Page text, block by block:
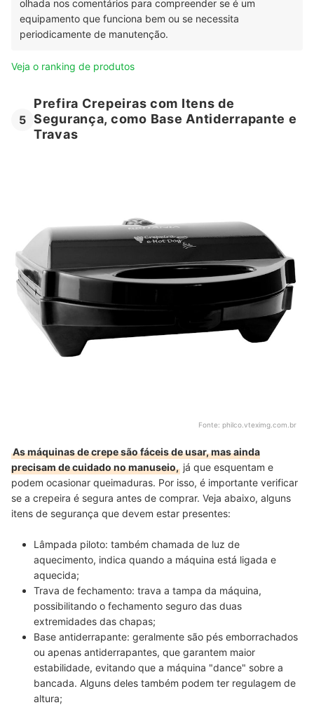
olhada nos comentários para compreender se é um
equipamento que funciona bem ou se necessita
periodicamente de manutenção.
Veja o ranking de produtos
5
Prefira Crepeiras com Itens de
Segurança, como Base Antiderrapante e
Travas
Fonte: philco.vteximg.com.br
As máquinas de crepe são fáceis de usar, mas ainda
precisam de cuidado no manuseio, já que esquentam e
podem ocasionar queimaduras. Por isso, é importante verificar
se a crepeira é segura antes de comprar. Veja abaixo, alguns
itens de segurança que devem estar presentes:
Lâmpada piloto: também chamada de luz de
aquecimento, indica quando a máquina está ligada e
aquecida;
Trava de fechamento: trava a tampa da máquina,
possibilitando o fechamento seguro das duas
extremidades das chapas;
Base antiderrapante: geralmente são pés emborrachados
ou apenas antiderrapantes, que garantem maior
estabilidade, evitando que a máquina "dance" sobre a
bancada. Alguns deles também podem ter regulagem de
altura;